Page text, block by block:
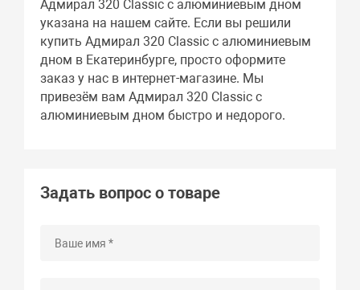
Адмирал 320 Classic с алюминиевым дном
указана на нашем сайте. Если вы решили
купить Адмирал 320 Classic с алюминиевым
дном в Екатеринбурге, просто оформите
заказ у нас в интернет-магазине. Мы
привезём вам Адмирал 320 Classic с
алюминиевым дном быстро и недорого.
Задать вопрос о товаре